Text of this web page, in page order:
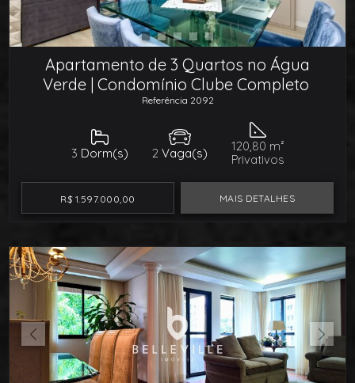
Apartamento de 3 Quartos no Água
Verde | Condomínio Clube Completo
Referência 2092
3 Dorm(s) 2 Vaga(s)
120,80 m²
Privativos
R$ 1.597.000,00 MAIS DETALHES